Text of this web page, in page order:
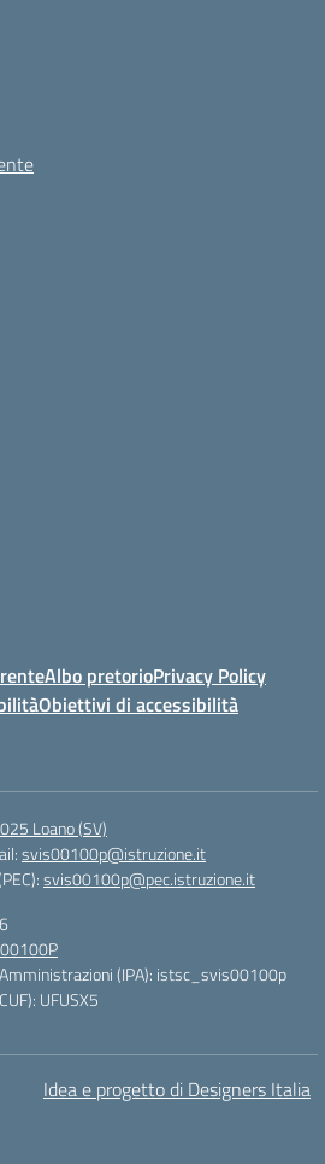
Albo pretorioPrivacy Policy
Obiettivi di accessibilità
Loano (SV)
svis00100p@istruzione.it
svis00100p@pec.istruzione.it
Amministrazioni (IPA): istsc_svis00100p
UFUSX5
Idea e progetto di Designers Italia